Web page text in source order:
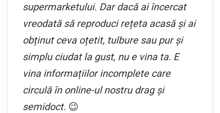
supermarketului. Dar dacă ai încercat
vreodată să reproduci rețeta acasă și ai
obținut ceva oțetit, tulbure sau pur și
simplu ciudat la gust, nu e vina ta. E
vina informațiilor incomplete care
circulă în online-ul nostru drag și
semidoct. 😉